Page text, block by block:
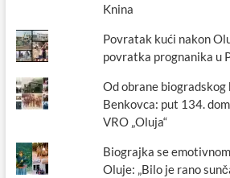
Knina
Povratak kući nakon
povratka prognanika u
Od obrane
Benkovca: put 134.
VRO „Oluja“
Biograjka se
Oluje: „Bilo je rano